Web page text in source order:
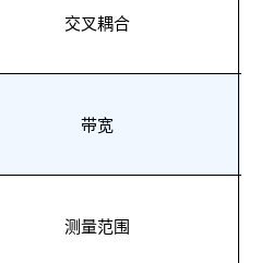
交叉耦合
带宽
测量范围